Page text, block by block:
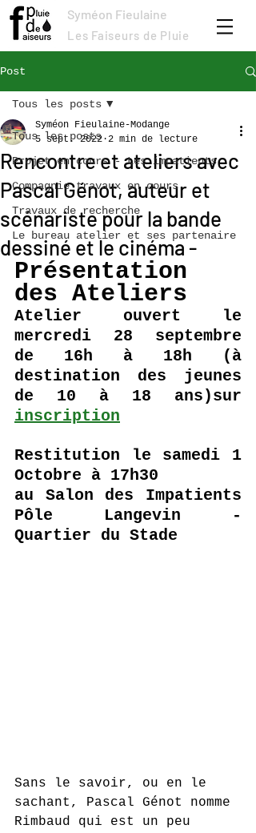
Les Faiseurs de Pluie
Syméon Fieulaine
Post
Tous les posts
Projet en cours - Les impatients
Compagnie travaux en cours
Travaux de recherche
Le bureau atelier et ses partenaire
Tous les posts
Rencontre et ateliers avec
Pascal Génot, auteur et
scénariste pour la bande
dessiné et le cinéma -
Syméon Fieulaine-Modange
5 sept. 2022 2 min de lecture
Présentation
des Ateliers
Atelier ouvert le
mercredi 28 septembre
de 16h à 18h (à
destination des jeunes
inscription
Restitution le samedi 1
Octobre à 17h30
au Salon des Impatients
Pôle Langevin -
Quartier du Stade
Sans le savoir, ou en le
sachant, Pascal Génot nomme
Rimbaud qui est un peu